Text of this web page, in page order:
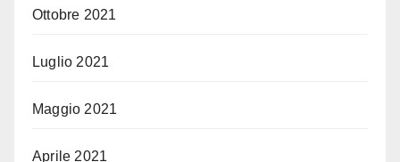
Ottobre 2021
Luglio 2021
Maggio 2021
Aprile 2021